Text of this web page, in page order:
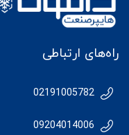
راه‌های ارتباطی
02191005782
09204014006